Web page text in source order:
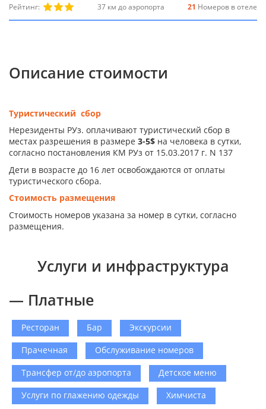
Рейтинг: 37 км до аэропорта 21 Номеров в отеле
Описание стоимости
Туристический сбор
Нерезиденты РУз. оплачивают туристический сбор в
местах разрешения в размере 3-5$ на человека в сутки,
согласно постановления КМ РУз от 15.03.2017 г. N 137
Дети в возрасте до 16 лет освобождаются от оплаты
туристического сбора.
Стоимость размещения
Стоимость номеров указана за номер в сутки, согласно
размещения.
Услуги и инфраструктура
— Платные
Ресторан Бар
Экскурсии
Прачечная
Обслуживание номеров
Трансфер от/до аэропорта
Детское меню
Услуги по глажению одежды
Химчиста